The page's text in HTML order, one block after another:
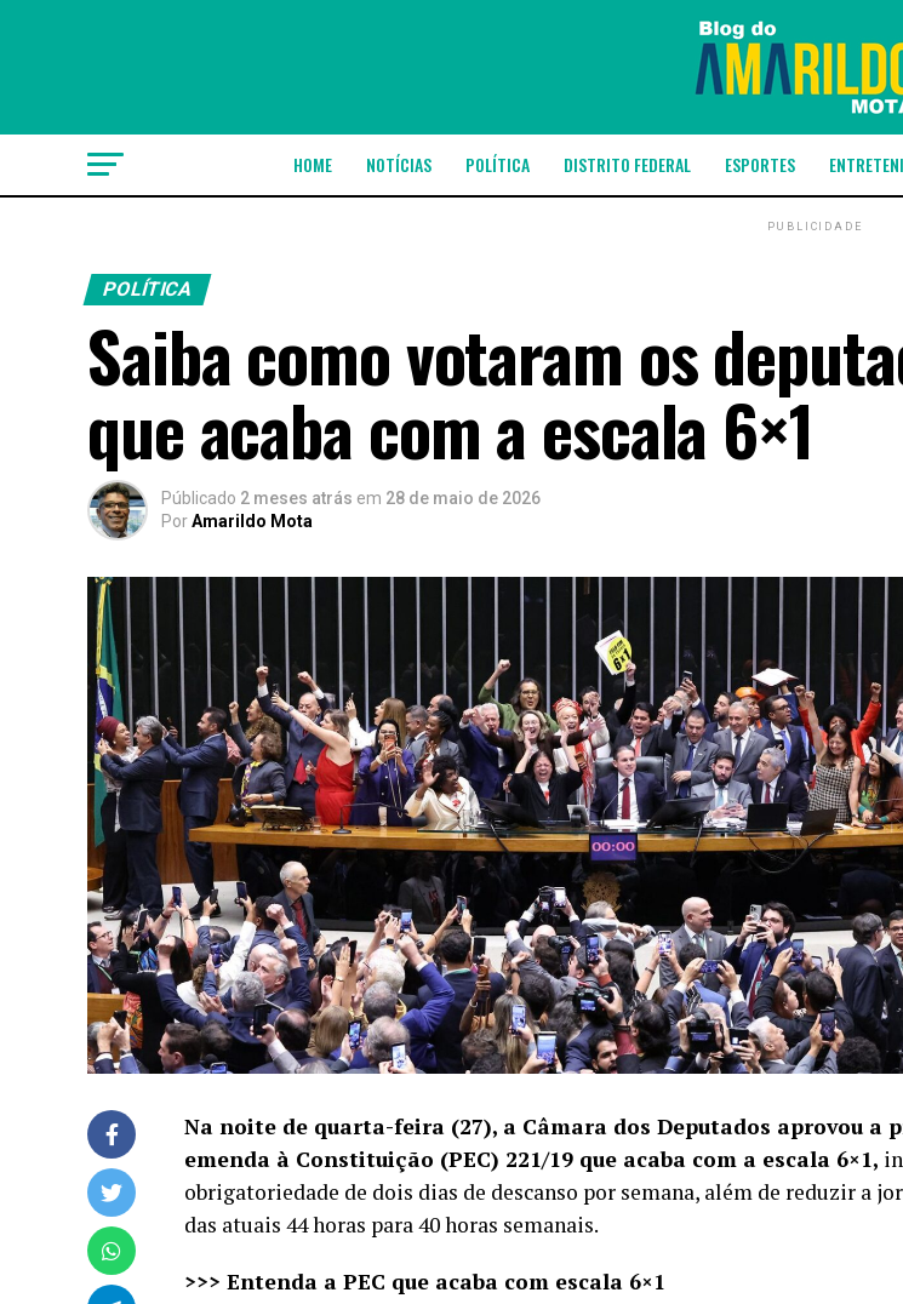
HOME NOTÍCIAS POLÍTICA DISTRITO FEDERAL ESPORTES
PUBLICIDADE
POLÍTICA
Saiba como votaram os
que acaba com a escala 6×1
Públicado 2 meses atrás em 28 de maio de 2026
PorAmarildo Mota
Na noite de quarta-feira (27), a Câmara dos Deputados aprovou a
emenda à Constituição (PEC) 221/19 que acaba com a escala 6×1,
obrigatoriedade de dois dias de descanso por semana, além de reduzir a
das atuais 44 horas para 40 horas semanais.
>>> Entenda a PEC que acaba com escala 6×1